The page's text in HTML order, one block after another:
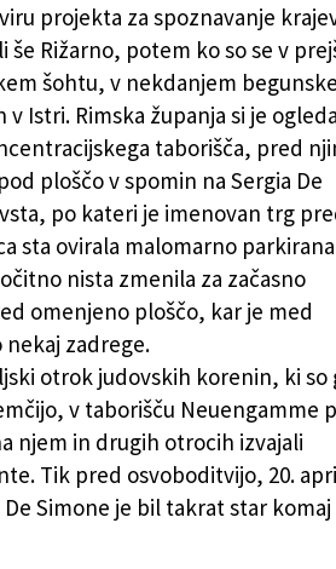
projekta za spoznavanje
še Rižarno, potem ko so se v
šohtu, v nekdanjem
Istri. Rimska županja si je
taborišča, pred
ploščo v spomin na Sergia De
po kateri je imenovan trg
sta ovirala malomarno parkirana
nista zmenila za začasno
omenjeno ploščo, kar je med
zadrege.
otrok judovskih korenin, ki so
v taborišču Neuengamme
njem in drugih otrocih izvajali
Tik pred osvoboditvijo, 20.
Simone je bil takrat star komaj